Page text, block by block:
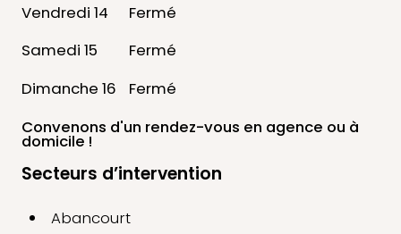
Vendredi 14
Fermé
Samedi 15
Fermé
Dimanche 16
Fermé
Convenons d'un rendez-vous en agence ou à
domicile !
Secteurs d’intervention
Abancourt